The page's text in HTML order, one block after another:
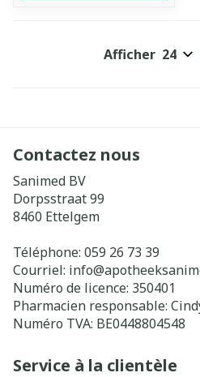
Afficher
Contactez nous
Sanimed BV
Dorpsstraat 99
8460 Ettelgem
Téléphone: 059 26 73 39
Courriel: info@
Numéro de licence: 350401
Pharmacien responsable:
Numéro TVA: BE0448804548
Service à la clientèle